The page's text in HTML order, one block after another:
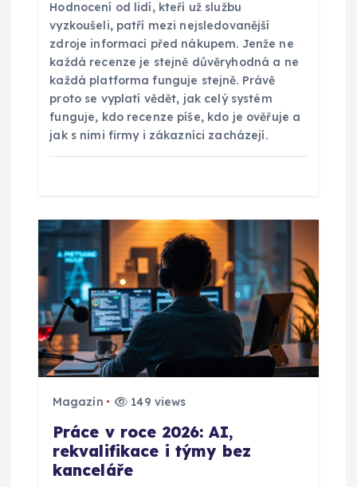
s
p
ě
v
Hodnocení od lidí, kteří už službu
vyzkoušeli, patří mezi nejsledovanější
zdroje informací před nákupem. Jenže ne
každá recenze je stejně důvěryhodná a ne
každá platforma funguje stejně. Právě
proto se vyplatí vědět, jak celý systém
funguje, kdo recenze píše, kdo je ověřuje a
jak s nimi firmy i zákazníci zacházejí.
Magazín 149 views
Práce v roce 2026: AI,
rekvalifikace i týmy bez
kanceláře